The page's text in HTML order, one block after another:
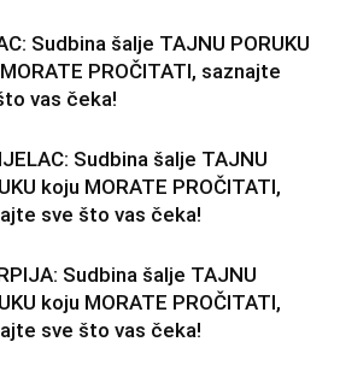
Sudbina šalje TAJNU PORUKU
PROČITATI, saznajte
vas čeka!
Sudbina šalje TAJNU
koju MORATE PROČITATI,
sve što vas čeka!
Sudbina šalje TAJNU
koju MORATE PROČITATI,
sve što vas čeka!